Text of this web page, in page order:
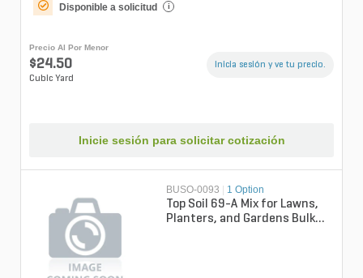
Disponible a solicitud i
Precio Al Por Menor
$24.50
Cubic Yard
Inicia sesión y ve tu precio.
Inicie sesión para solicitar cotización
BUSO-0093 1 Option
Top Soil 69-A Mix for Lawns,
Planters, and Gardens Bulk